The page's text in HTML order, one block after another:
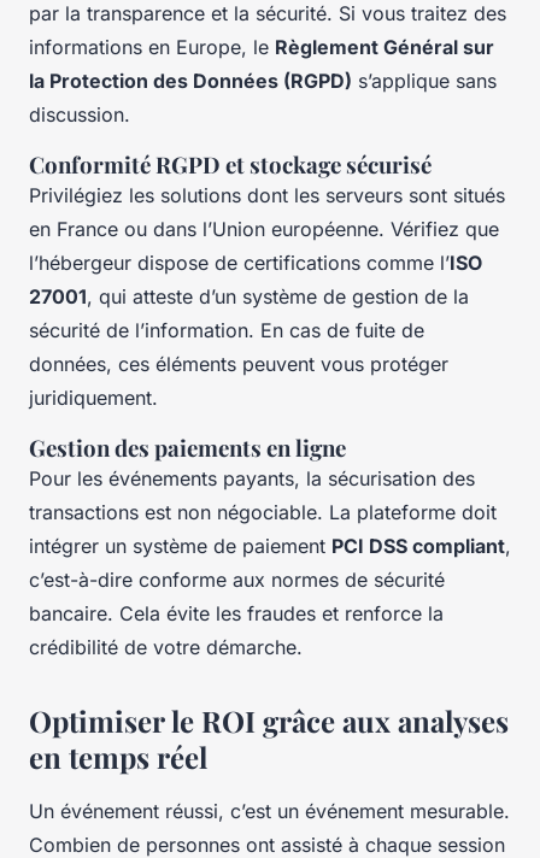
par la transparence et la sécurité. Si vous traitez des
informations en Europe, le Règlement Général sur
la Protection des Données (RGPD) s’applique sans
discussion.
Conformité RGPD et stockage sécurisé
Privilégiez les solutions dont les serveurs sont situés
en France ou dans l’Union européenne. Vérifiez que
l’hébergeur dispose de certifications comme l’ISO
27001, qui atteste d’un système de gestion de la
sécurité de l’information. En cas de fuite de
données, ces éléments peuvent vous protéger
juridiquement.
Gestion des paiements en ligne
Pour les événements payants, la sécurisation des
transactions est non négociable. La plateforme doit
intégrer un système de paiement PCI DSS compliant,
c’est-à-dire conforme aux normes de sécurité
bancaire. Cela évite les fraudes et renforce la
crédibilité de votre démarche.
Optimiser le ROI grâce aux analyses
en temps réel
Un événement réussi, c’est un événement mesurable.
Combien de personnes ont assisté à chaque session